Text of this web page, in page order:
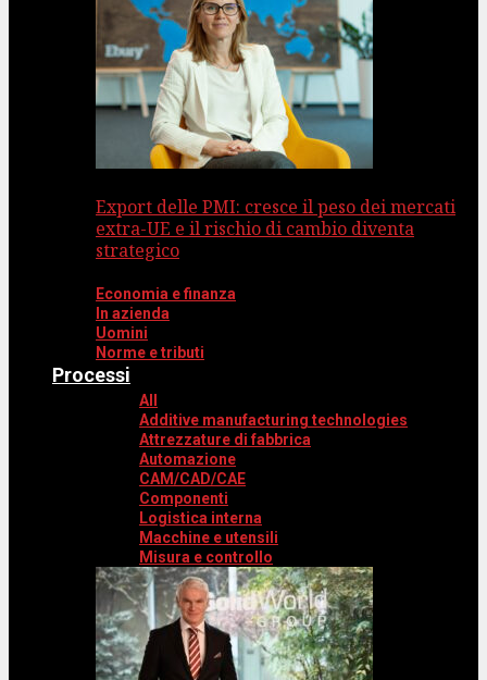
Export delle PMI: cresce il peso dei mercati
extra-UE e il rischio di cambio diventa
strategico
Economia e finanza
In azienda
Uomini
Norme e tributi
Processi
All
Additive manufacturing technologies
Attrezzature di fabbrica
Automazione
CAM/CAD/CAE
Componenti
Logistica interna
Macchine e utensili
Misura e controllo